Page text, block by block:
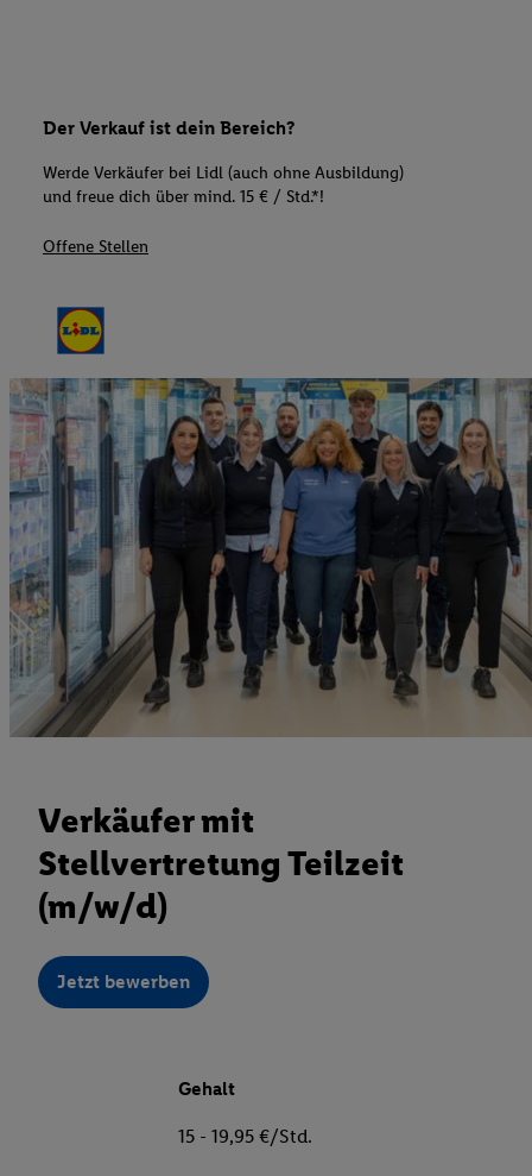
Der Verkauf ist dein Bereich?
Werde Verkäufer bei Lidl (auch ohne Ausbildung)
und freue dich über mind. 15 € / Std.*!
Offene Stellen
Verkäufer mit
Stellvertretung Teilzeit
(m/w/d)
Jetzt bewerben
Gehalt
15 - 19,95 €/Std.